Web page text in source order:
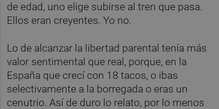
de edad, uno elige subirse al tren que pasa.
Ellos eran creyentes. Yo no.
Lo de alcanzar la libertad parental tenía más
valor sentimental que real, porque, en la
España que crecí con 18 tacos, o ibas
selectivamente a la borregada o eras un
cenutrio. Así de duro lo relato, por lo menos